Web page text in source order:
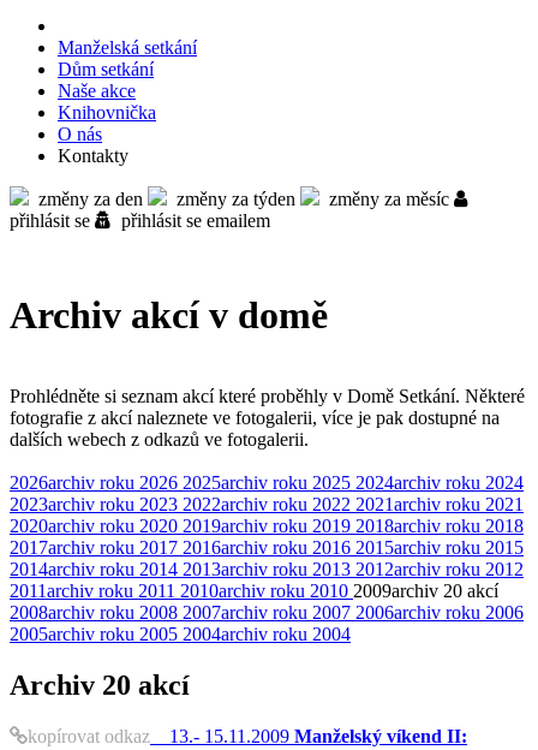
Manželská setkání
Dům setkání
Naše akce
Knihov­nička
O nás
Kontakty
změny za den změny za týden
změny za měsíc
přihlásit se
přihlásit se emailem
Archiv akcí v domě
Prohlédněte si seznam akcí které proběhly v Domě Setkání. Některé
fotografie z akcí naleznete ve fotogalerii, více je pak dostupné na
dalších webech z odkazů ve fotogalerii.
2026archiv roku 2026 2025archiv roku 2025 2024archiv roku 2024
2023archiv roku 2023 2022archiv roku 2022 2021archiv roku 2021
2020archiv roku 2020 2019archiv roku 2019 2018archiv roku 2018
2017archiv roku 2017 2016archiv roku 2016 2015archiv roku 2015
2014archiv roku 2014 2013archiv roku 2013 2012archiv roku 2012
2011archiv roku 2011 2010archiv roku 2010 2009archiv 20 akcí
2008archiv roku 2008 2007archiv roku 2007 2006archiv roku 2006
2005archiv roku 2005 2004archiv roku 2004
Archiv 20 akcí
kopírovat odkaz 13.- 15.11.2009 Manželský víkend II: